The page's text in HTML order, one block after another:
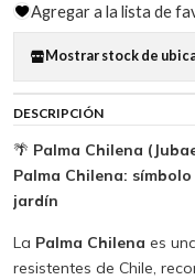
Agregar a la lista de
Mostrar stock de
DESCRIPCIÓN
🌴 Palma Chilena
Palma Chilena:
jardín
La Palma Chilena es
resistentes de Chile,